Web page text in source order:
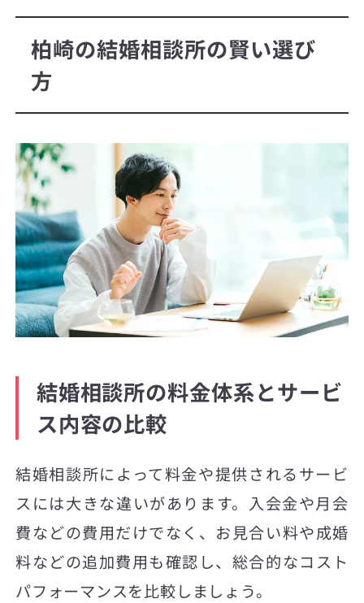
柏崎の結婚相談所の賢い選び
方
結婚相談所の料金体系とサービ
ス内容の比較
結婚相談所によって料金や提供されるサービ
スには大きな違いがあります。入会金や月会
費などの費用だけでなく、お見合い料や成婚
料などの追加費用も確認し、総合的なコスト
パフォーマンスを比較しましょう。